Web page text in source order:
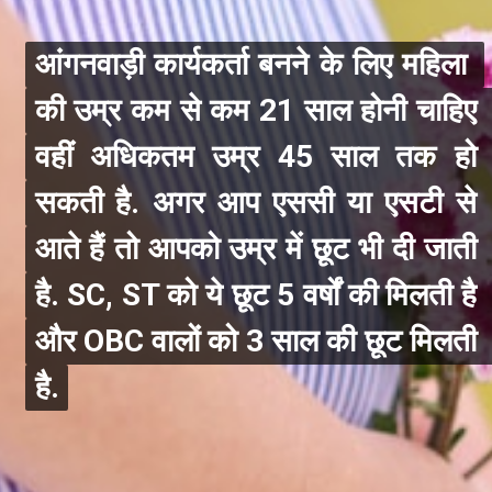
आंगनवाड़ी कार्यकर्ता बनने के लिए महिला
की उम्र कम से कम 21 साल होनी चाहिए
वहीं अधिकतम उम्र 45 साल तक हो
सकती है. अगर आप एससी या एसटी से
आते हैं तो आपको उम्र में छूट भी दी जाती
है. SC, ST को ये छूट 5 वर्षों की मिलती है
और OBC वालों को 3 साल की छूट मिलती
है.
आंगनवाड़ी कार्यकर्ता बनने के लिए महिला
की उम्र कम से कम 21 साल होनी चाहिए
वहीं अधिकतम उम्र 45 साल तक हो
सकती है. अगर आप एससी या एसटी से
आते हैं तो आपको उम्र में छूट भी दी जाती
है. SC, ST को ये छूट 5 वर्षों की मिलती है
और OBC वालों को 3 साल की छूट मिलती
है.